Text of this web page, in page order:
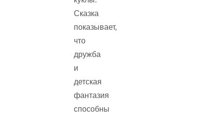
Сказка
показывает,
что
дружба
и
детская
фантазия
способны